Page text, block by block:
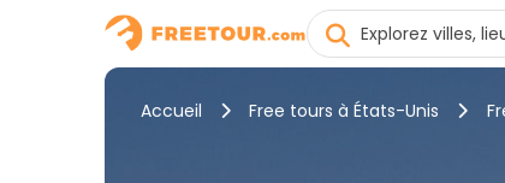
Accueil Free tours à États-Unis